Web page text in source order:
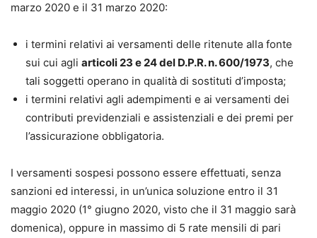
marzo 2020 e il 31 marzo 2020:
i termini relativi ai versamenti delle ritenute alla fonte
sui cui agli articoli 23 e 24 del D.P.R. n. 600/1973, che
tali soggetti operano in qualità di sostituti d’imposta;
i termini relativi agli adempimenti e ai versamenti dei
contributi previdenziali e assistenziali e dei premi per
l’assicurazione obbligatoria.
I versamenti sospesi possono essere effettuati, senza
sanzioni ed interessi, in un’unica soluzione entro il 31
maggio 2020 (1° giugno 2020, visto che il 31 maggio sarà
domenica), oppure in massimo di 5 rate mensili di pari